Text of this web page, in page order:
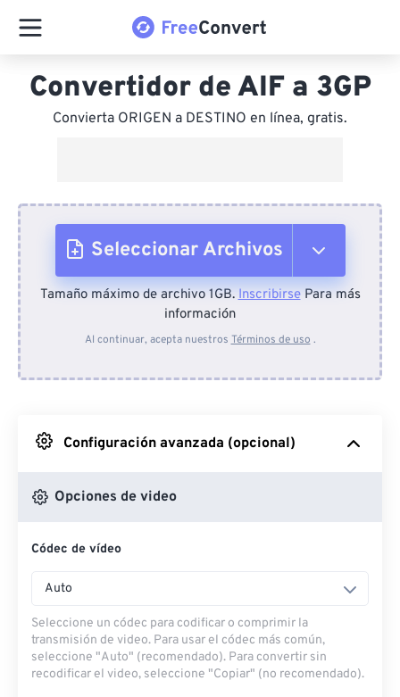
Convertidor de AIF a 3GP
Convierta ORIGEN a DESTINO en línea, gratis.
Seleccionar Archivos
Desde el dispositivo
Desde Google Drive
Desde OneDrive
Desde URL
Tamaño máximo de archivo 1GB.InscribirsePara más
información
Al continuar, acepta nuestros Términos de uso .
Configuración avanzada (opcional)
Opciones de video
Códec de vídeo
Auto
Seleccione un códec para codificar o comprimir la
transmisión de video. Para usar el códec más común,
seleccione "Auto" (recomendado). Para convertir sin
recodificar el video, seleccione "Copiar" (no recomendado).